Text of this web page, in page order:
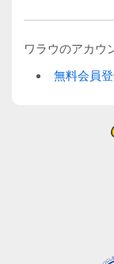
ワラウのアカウ
無料会員